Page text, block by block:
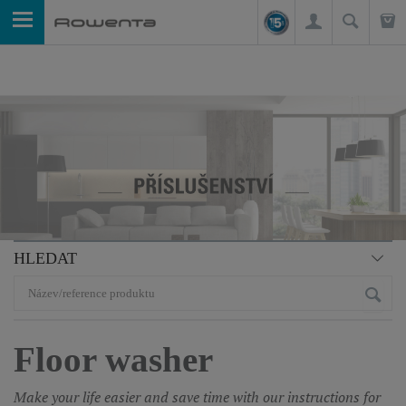
HLEDAT
Floor washer
Make your life easier and save time with our instructions for